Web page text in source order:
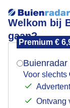
Welkom bij
gaan?
Premium €
Buienradar
Voor slechts
Ontvang
Blauwe lucht
Mogen
Indien je